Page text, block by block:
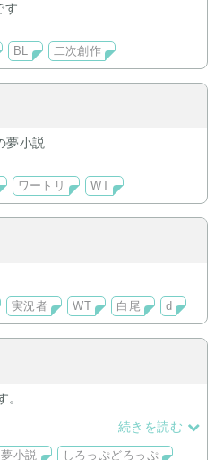
す
BL 二次創作
夢小説
ワートリ WT
実況者 WT 白尾 d
。
続きを読む
夢小説 しろっぷどろっぷ